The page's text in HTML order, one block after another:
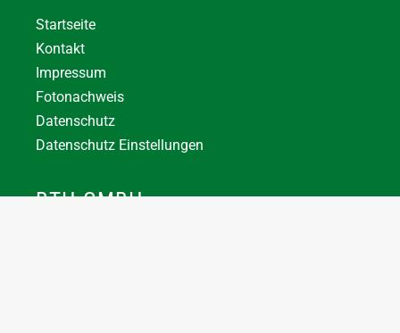
Startseite
Kontakt
Impressum
Fotonachweis
Datenschutz
Datenschutz Einstellungen
BTH GMBH